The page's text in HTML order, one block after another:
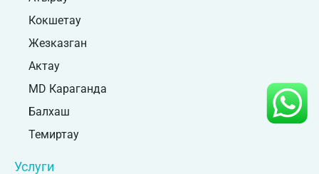
Кокшетау
Жезказган
Актау
MD Караганда
Балхаш
Темиртау
Услуги